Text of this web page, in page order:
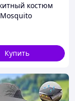
костюм
Купить